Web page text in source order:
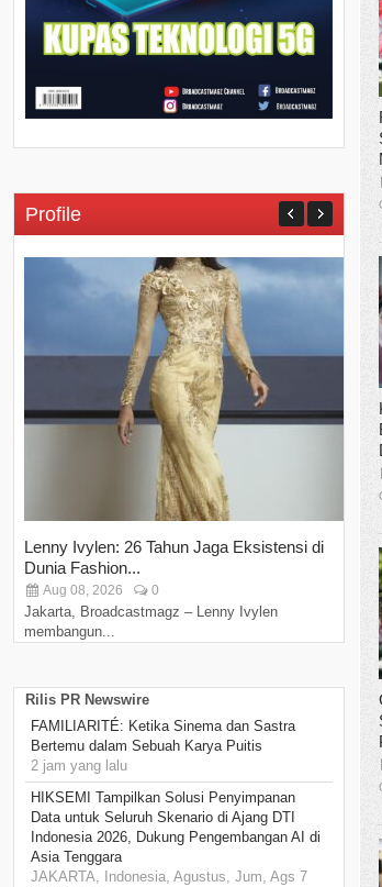
Profile
Lenny Ivylen: 26 Tahun Jaga Eksistensi di
Dunia Fashion...
Aug 08, 2026 0
Jakarta, Broadcastmagz – Lenny Ivylen
membangun...
Rilis PR Newswire
FAMILIARITÉ: Ketika Sinema dan Sastra
Bertemu dalam Sebuah Karya Puitis
2 jam yang lalu
HIKSEMI Tampilkan Solusi Penyimpanan
Data untuk Seluruh Skenario di Ajang DTI
Indonesia 2026, Dukung Pengembangan AI di
Asia Tenggara
JAKARTA, Indonesia, Agustus, Jum, Ags 7